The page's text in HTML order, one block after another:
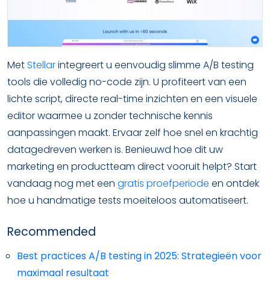
MetStellarintegreert u eenvoudig slimme A/B testing
tools die volledig no-code zijn. U profiteert van een
lichte script, directe real-time inzichten en een visuele
editor waarmee u zonder technische kennis
aanpassingen maakt. Ervaar zelf hoe snel en krachtig
datagedreven werken is. Benieuwd hoe dit uw
marketing en productteam direct vooruit helpt? Start
vandaag nog met een gratis proefperiode en ontdek
hoe u handmatige tests moeiteloos automatiseert.
Recommended
Best practices A/B testing in 2025: Strategieën voor
maximaal resultaat